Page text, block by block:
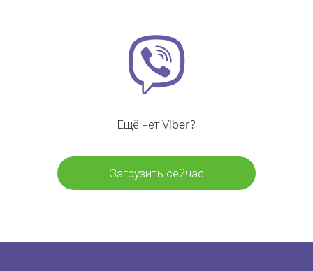
Ещё нет Viber?
Загрузить сейчас